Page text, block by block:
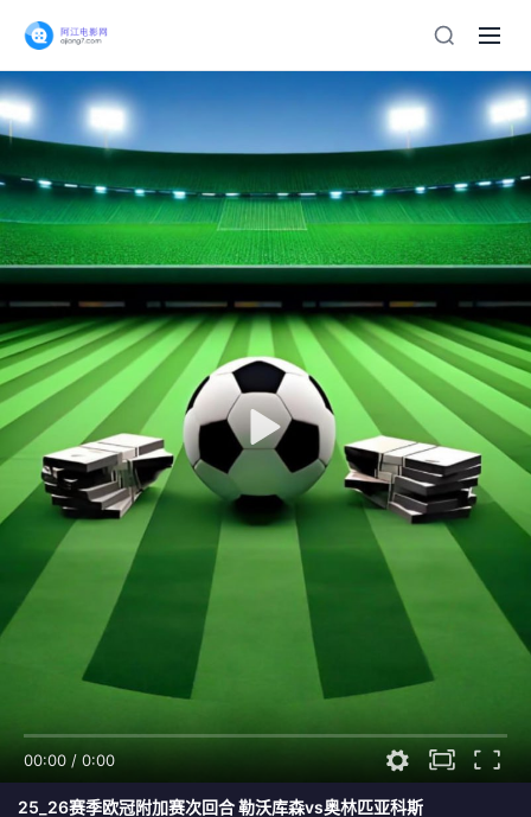
00:00 / 0:00
25_26赛季欧冠附加赛次回合 勒沃库森vs奥林匹亚科斯